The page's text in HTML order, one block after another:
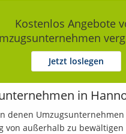
Kostenlos Angebote
Jetzt loslegen
in
denen
von außerhalb zu